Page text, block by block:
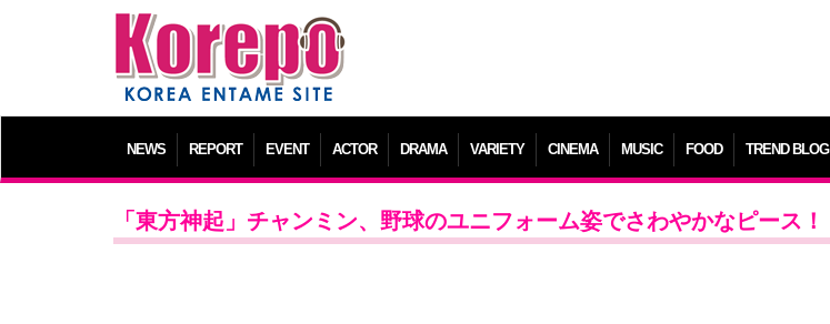
NEWS REPORT EVENT ACTOR DRAMA VARIETY CINEMA MUSIC FOOD TREND BLOG
「東方神起」チャンミン、野球のユニフォーム姿でさわやかなピース！